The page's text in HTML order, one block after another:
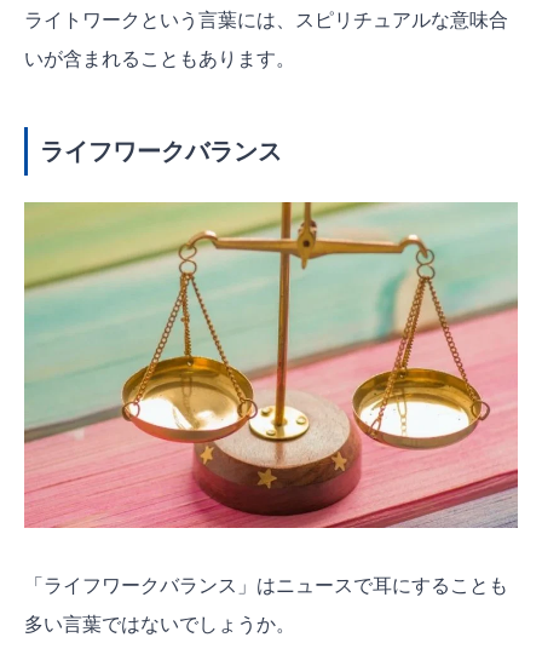
ライトワークという言葉には、スピリチュアルな意味合
いが含まれることもあります。
ライフワークバランス
「ライフワークバランス」はニュースで耳にすることも
多い言葉ではないでしょうか。